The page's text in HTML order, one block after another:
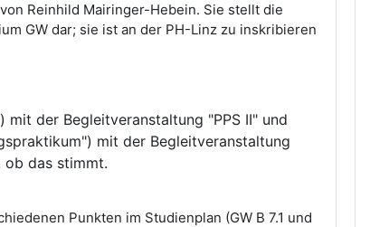
Reinhild Mairinger-Hebein. Sie stellt die
GW dar; sie ist an der PH-Linz zu inskribieren
der Begleitveranstaltung "PPS II" und
mit der Begleitveranstaltung
ob das stimmt.
Punkten im Studienplan (GW B 7.1 und